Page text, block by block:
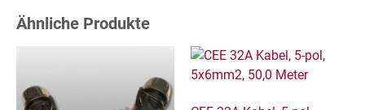
Ähnliche Produkte